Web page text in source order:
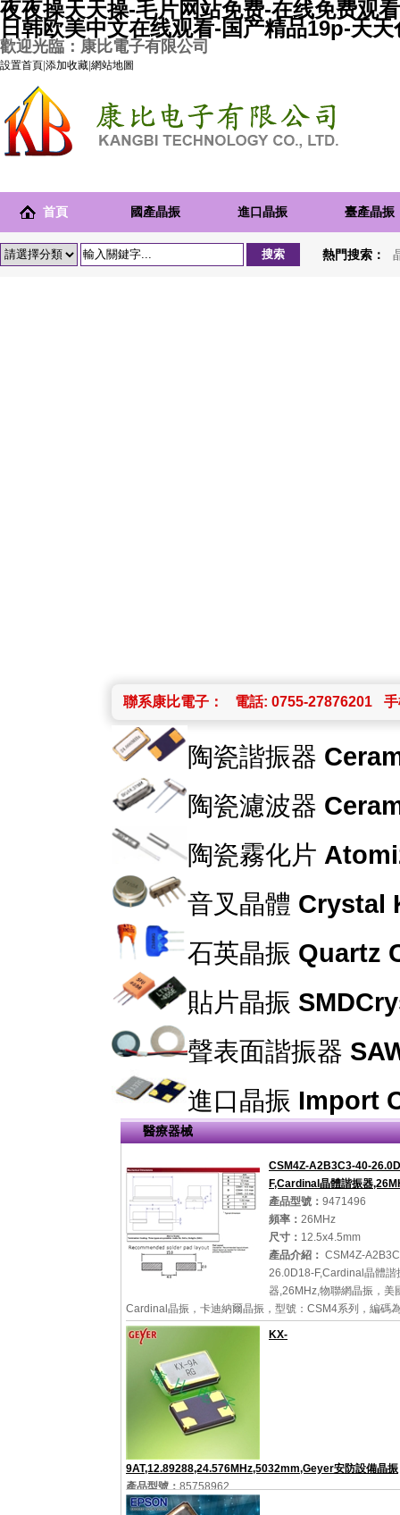
夜夜操天天操-毛片网站免费-在线免费观
日韩欧美中文在线观看-国产精品19p-天
歡迎光臨：康比電子有限公司
設置首頁 添加收藏 網站地圖
首頁 國產晶振 進口晶振 臺產晶振
熱門搜索：
聯系康比電子： 電話: 0755-27876201
陶瓷諧振器
陶瓷濾波器
陶瓷霧化片
音叉晶體 Crystal
石英晶振 Quartz
貼片晶振
聲表面諧振器
進口晶振 Import
醫療器械
CSM4Z-A2B3C3-40-
F,Cardinal晶體諧振器
產品型號： 9471496
頻率： 26MHz
尺寸： 12.5x4.5mm
產品介紹： CSM4Z-
26.0D18-F,Cardinal晶體諧
器,26MHz,物聯網晶振，美
Cardinal晶振，卡迪納爾晶振，型號：CSM4系列，編碼
CSM4Z-A2B3C3-40-26.0D18-F，頻率：26MHz，工作
圍：-40℃至+85℃，負載電容：18pF...
查看大圖
KX-
9AT,12.89288,24.576MHz,5032mm,Geyer安防設備晶振
產品型號：85758962
頻率：24.576MHz